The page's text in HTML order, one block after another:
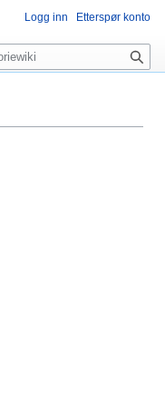
Logg inn Etterspør konto